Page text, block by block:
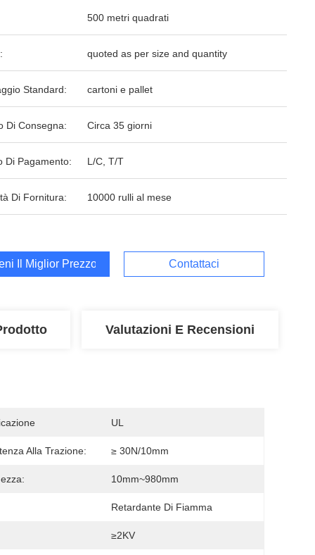
500 metri quadrati
quoted as per size and quantity
Standard: cartoni e pallet
Di Consegna: Circa 35 giorni
Di Pagamento: L/C, T/T
Di Fornitura: 10000 rulli al mese
Il Miglior Prezzo Contattaci
Valutazioni E Recensioni
UL
Alla Trazione: ≥ 30N/10mm
10mm~980mm
Retardante Di Fiamma
≥2KV